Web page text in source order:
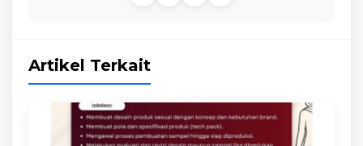
Artikel Terkait